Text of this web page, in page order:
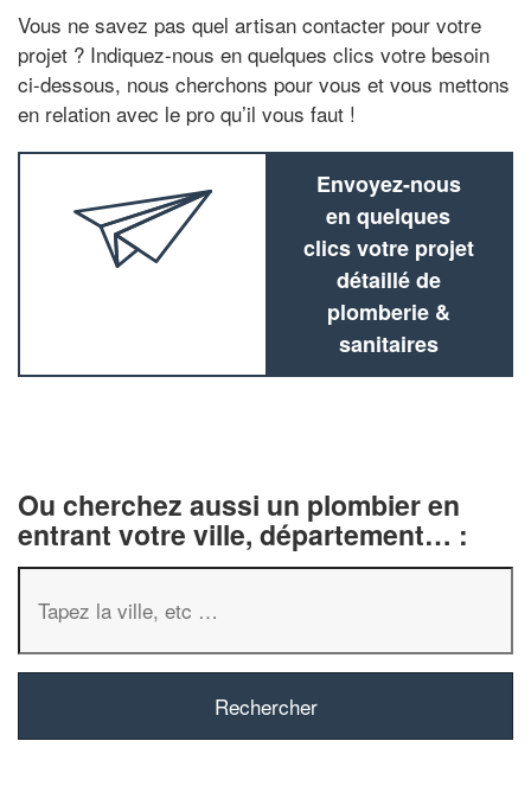
Vous ne savez pas quel artisan contacter pour votre
projet ? Indiquez-nous en quelques clics votre besoin
ci-dessous, nous cherchons pour vous et vous mettons
en relation avec le pro qu’il vous faut !
Envoyez-nous
en quelques
clics votre projet
détaillé de
plomberie &
sanitaires
Ou cherchez aussi un plombier en
entrant votre ville, département… :
✕